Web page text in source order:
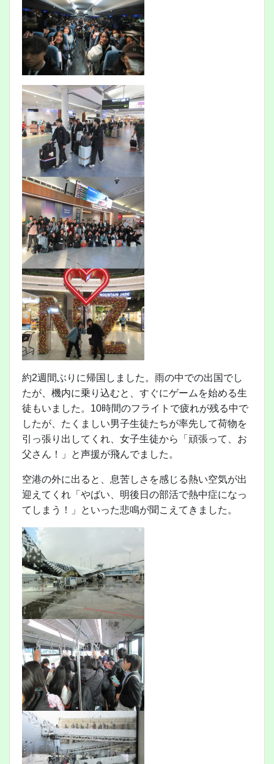
約2週間ぶりに帰国しました。雨の中での出国でし
たが、機内に乗り込むと、すぐにゲームを始める生
徒もいました。10時間のフライトで疲れが残る中で
したが、たくましい男子生徒たちが率先して荷物を
引っ張り出してくれ、女子生徒から「頑張って、お
父さん！」と声援が飛んでました。
空港の外に出ると、息苦しさを感じる熱い空気が出
迎えてくれ「やばい、明後日の部活で熱中症になっ
てしまう！」といった悲鳴が聞こえてきました。